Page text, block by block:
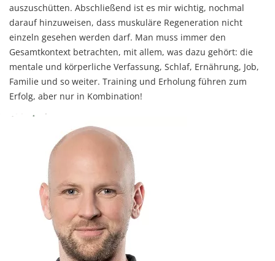
auszuschütten. Abschließend ist es mir wichtig, nochmal
darauf hinzuweisen, dass muskuläre Regeneration nicht
einzeln gesehen werden darf. Man muss immer den
Gesamtkontext betrachten, mit allem, was dazu gehört: die
mentale und körperliche Verfassung, Schlaf, Ernährung, Job,
Familie und so weiter. Training und Erholung führen zum
Erfolg, aber nur in Kombination!